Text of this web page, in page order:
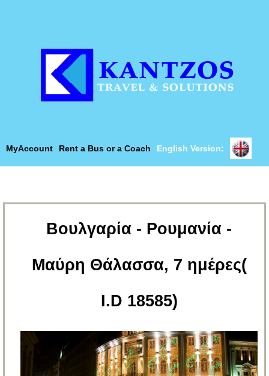
MyAccount Rent a Bus or a Coach English Version:
Βουλγαρία - Ρουμανία -
Μαύρη Θάλασσα, 7 ημέρες(
I.D 18585)